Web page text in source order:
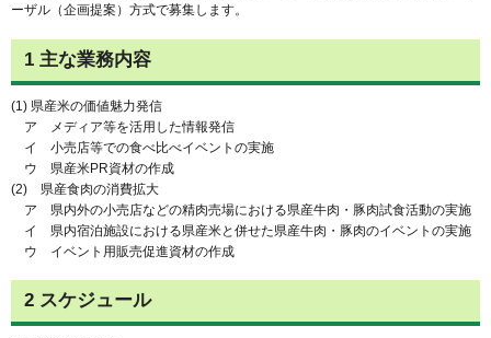
ーザル（企画提案）方式で募集します。
1 主な業務内容
(1) 県産米の価値魅力発信
ア メディア等を活用した情報発信
イ 小売店等での食べ比べイベントの実施
ウ 県産米PR資材の作成
(2) 県産食肉の消費拡大
ア 県内外の小売店などの精肉売場における県産牛肉・豚肉試食活動の実施
イ 県内宿泊施設における県産米と併せた県産牛肉・豚肉のイベントの実施
ウ イベント用販売促進資材の作成
2 スケジュール